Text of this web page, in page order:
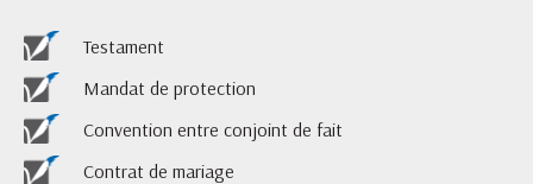
Testament
Mandat de protection
Convention entre conjoint de fait
Contrat de mariage